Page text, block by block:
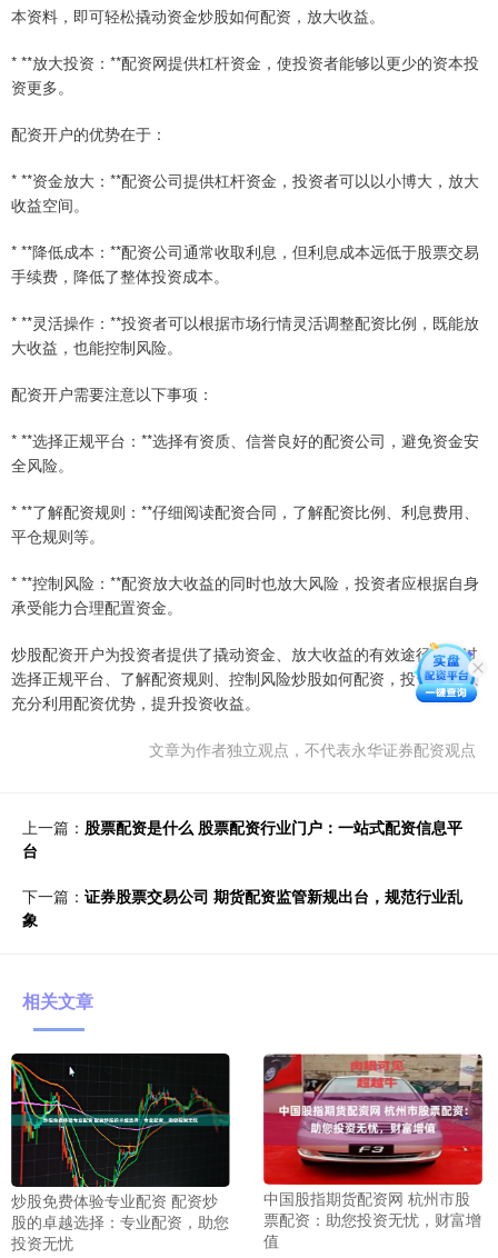
本资料，即可轻松撬动资金炒股如何配资，放大收益。
* **放大投资：**配资网提供杠杆资金，使投资者能够以更少的资本投
资更多。
配资开户的优势在于：
* **资金放大：**配资公司提供杠杆资金，投资者可以以小博大，放大
收益空间。
* **降低成本：**配资公司通常收取利息，但利息成本远低于股票交易
手续费，降低了整体投资成本。
* **灵活操作：**投资者可以根据市场行情灵活调整配资比例，既能放
大收益，也能控制风险。
配资开户需要注意以下事项：
* **选择正规平台：**选择有资质、信誉良好的配资公司，避免资金安
全风险。
* **了解配资规则：**仔细阅读配资合同，了解配资比例、利息费用、
平仓规则等。
* **控制风险：**配资放大收益的同时也放大风险，投资者应根据自身
承受能力合理配置资金。
炒股配资开户为投资者提供了撬动资金、放大收益的有效途径。通过
选择正规平台、了解配资规则、控制风险炒股如何配资，投资者可以
充分利用配资优势，提升投资收益。
文章为作者独立观点，不代表永华证券配资观点
上一篇： 股票配资是什么 股票配资行业门户：一站式配资信息平
台
下一篇： 证券股票交易公司 期货配资监管新规出台，规范行业乱
象
相关文章
炒股免费体验专业配资 配资炒
股的卓越选择：专业配资，助您
投资无忧
中国股指期货配资网 杭州市股
票配资：助您投资无忧，财富增
值